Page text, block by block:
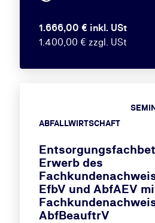
1.666,00 € inkl. USt
1.400,00 € zzgl. USt
ABFALLWIRTSCHAFT
Erwerb des
EfbV und AbfAEV
AbfBeauftrV